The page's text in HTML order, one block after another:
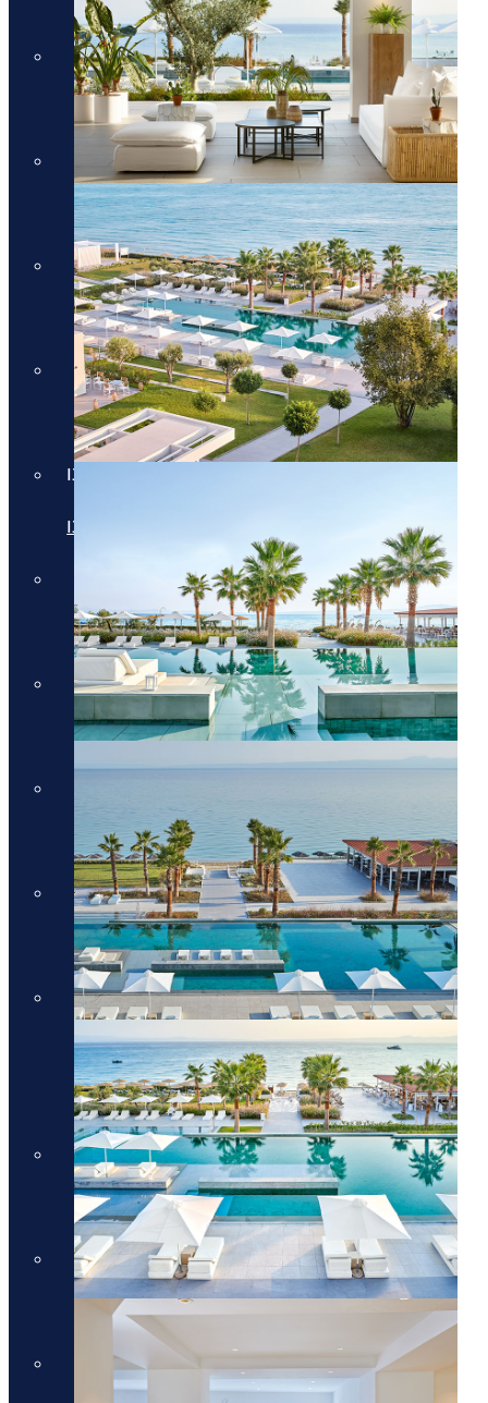
מלונות יוקרה בכרתים
מלונות יוקרה בכרתים
מלונות יוקרה בקורפו
מלונות יוקרה בקורפו
מלונות יוקרה באתונה
מלונות יוקרה באתונה
מלונות יוקרה בקפריסין
מלונות יוקרה בקפריסין
מלונות יוקרה בקוסטה נברינו
מלונות יוקרה בקוסטה נברינו
מלונות יוקרה במיקונוס
מלונות יוקרה במיקונוס
מלונות יוקרה בסנטוריני
מלונות יוקרה בסנטוריני
מלונות יוקרה בחלקידיקי
מלונות יוקרה ברודוס
מלונות יוקרה ברודוס
מלונות יוקרה בריביירה של
אתונה
מלונות יוקרה בריביירה של
אתונה
מלונות יוקרה ביוון היבשתית
מלונות יוקרה ביוון היבשתית
מלונות יוקרה בסלוניקי
מלונות יוקרה בסלוניקי
מלונות יוקרה באוסטריה